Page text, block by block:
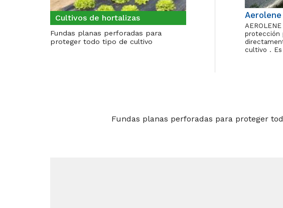
Cultivos de hortalizas
Fundas planas perforadas para
proteger todo tipo de cultivo
Aerolene
protección
cultivo .
Fundas planas perforadas para proteger